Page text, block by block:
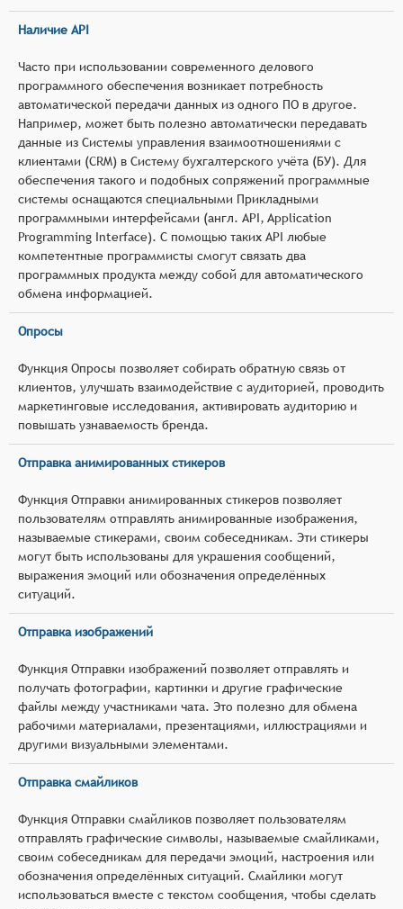
Наличие API
Часто при использовании современного делового
программного обеспечения возникает потребность
автоматической передачи данных из одного ПО в другое.
Например, может быть полезно автоматически передавать
данные из Системы управления взаимоотношениями с
клиентами (CRM) в Систему бухгалтерского учёта (БУ). Для
обеспечения такого и подобных сопряжений программные
системы оснащаются специальными Прикладными
программными интерфейсами (англ. API, Application
Programming Interface). С помощью таких API любые
компетентные программисты смогут связать два
программных продукта между собой для автоматического
обмена информацией.
Опросы
Функция Опросы позволяет собирать обратную связь от
клиентов, улучшать взаимодействие с аудиторией, проводить
маркетинговые исследования, активировать аудиторию и
повышать узнаваемость бренда.
Отправка анимированных стикеров
Функция Отправки анимированных стикеров позволяет
пользователям отправлять анимированные изображения,
называемые стикерами, своим собеседникам. Эти стикеры
могут быть использованы для украшения сообщений,
выражения эмоций или обозначения определённых
ситуаций.
Отправка изображений
Функция Отправки изображений позволяет отправлять и
получать фотографии, картинки и другие графические
файлы между участниками чата. Это полезно для обмена
рабочими материалами, презентациями, иллюстрациями и
другими визуальными элементами.
Отправка смайликов
Функция Отправки смайликов позволяет пользователям
отправлять графические символы, называемые смайликами,
своим собеседникам для передачи эмоций, настроения или
обозначения определённых ситуаций. Смайлики могут
использоваться вместе с текстом сообщения, чтобы сделать